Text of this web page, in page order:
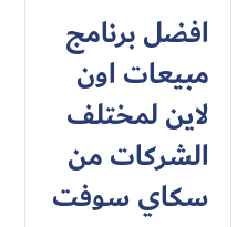
افضل برنامج
مبيعات اون
لاين لمختلف
الشركات من
سكاي سوفت